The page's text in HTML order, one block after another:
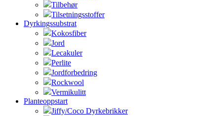
Tilbehør
Tilsetningsstoffer
Dyrkingssubstrat
Kokosfiber
Jord
Lecakuler
Perlite
Jordforbedring
Rockwool
Vermikulitt
Planteoppstart
Jiffy/Coco Dyrkebrikker